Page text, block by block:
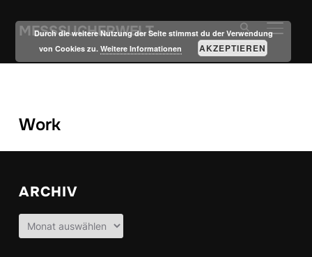
MESSSUCHERWELT
Work
ARCHIV
Archiv
Durch die weitere Nutzung der Seite stimmst du der Verwendung
von Cookies zu.Weitere Informationen AKZEPTIEREN